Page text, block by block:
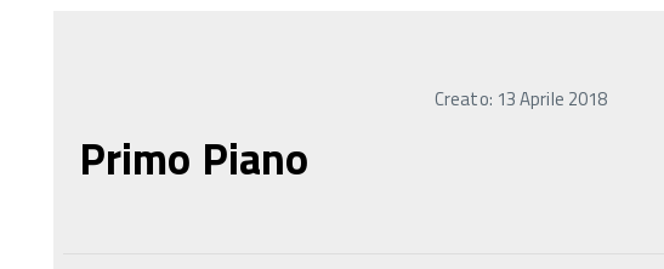
Creato: 13 Aprile 2018
Primo Piano